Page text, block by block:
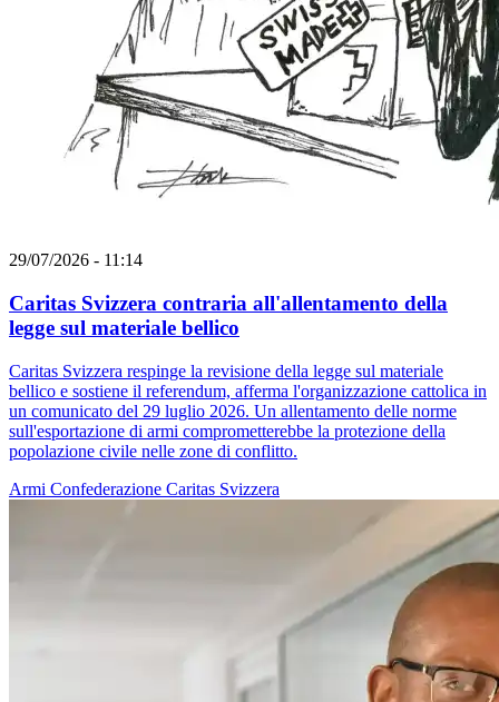
29/07/2026 - 11:14
Caritas Svizzera contraria all'allentamento della
legge sul materiale bellico
Caritas Svizzera respinge la revisione della legge sul materiale
bellico e sostiene il referendum, afferma l'organizzazione cattolica in
un comunicato del 29 luglio 2026. Un allentamento delle norme
sull'esportazione di armi comprometterebbe la protezione della
popolazione civile nelle zone di conflitto.
Armi Confederazione Caritas Svizzera